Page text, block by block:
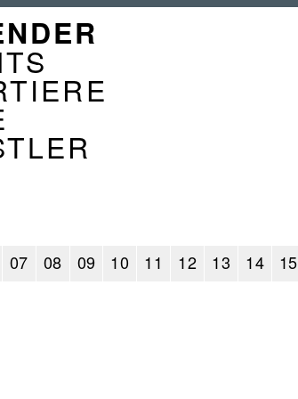
07 08 09 10 11 12 13 14 15